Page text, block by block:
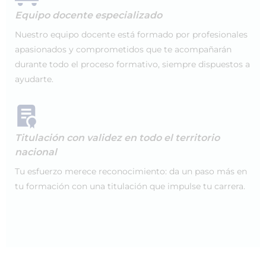
Equipo docente especializado
Nuestro equipo docente está formado por profesionales
apasionados y comprometidos que te acompañarán
durante todo el proceso formativo, siempre dispuestos a
ayudarte.
Titulación con validez en todo el territorio
nacional
Tu esfuerzo merece reconocimiento: da un paso más en
tu formación con una titulación que impulse tu carrera.